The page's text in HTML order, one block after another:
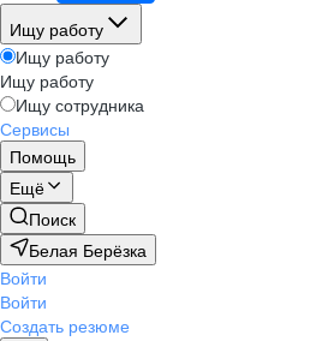
Ищу работу
Ищу работу
Ищу работу
Ищу сотрудника
Сервисы
Помощь
Ещё
Поиск
Белая Берёзка
Войти
Войти
Создать резюме